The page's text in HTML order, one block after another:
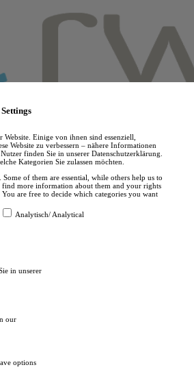
Einige von ihnen sind essenziell,
Website zu verbessern – nähere Informationen
finden Sie in unserer Datenschutzerklärung.
Kategorien Sie zulassen möchten.
Some of them are essential, while others help us to
more information about them and your rights
are free to decide which categories you want
Analytisch/ Analytical
in unserer
our
options